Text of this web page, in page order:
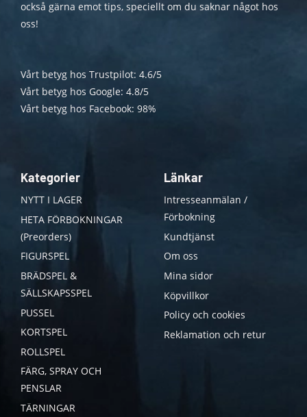
också gärna emot tips, speciellt om du saknar något hos
oss!
Vårt betyg hos Trustpilot: 4.6/5
Vårt betyg hos Google: 4.8/5
Vårt betyg hos Facebook: 98%
Kategorier
NYTT I LAGER
HETA FÖRBOKNINGAR
(Preorders)
FIGURSPEL
BRÄDSPEL &
SÄLLSKAPSSPEL
PUSSEL
KORTSPEL
ROLLSPEL
FÄRG, SPRAY OCH
PENSLAR
TÄRNINGAR
Länkar
Intresseanmälan /
Förbokning
Kundtjänst
Om oss
Mina sidor
Köpvillkor
Policy och cookies
Reklamation och retur